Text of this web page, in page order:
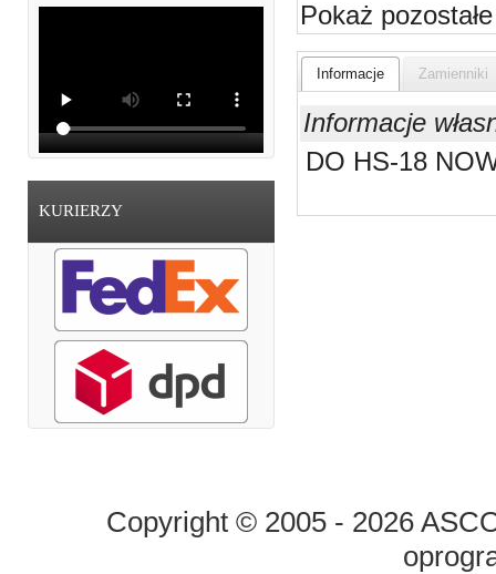
KURIERZY
Pokaż pozostałe
Informacje Zamienniki
Informacje
DO HS-18
Copyright © 2005 - 2026